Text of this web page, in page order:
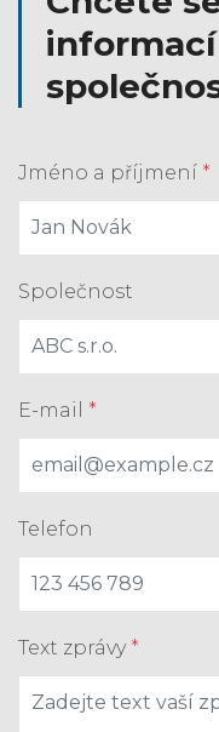
Jméno a příjmení *
Společnost
E-mail *
Telefon
Text zprávy *